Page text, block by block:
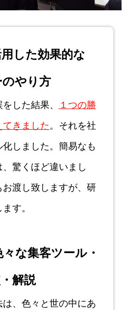
した効果的な
やり方
した結果、
１つの勝
きました。 それを社
しました。簡易なも
驚くほど違いまし
渡し致しますが、研
す。
な集客ツール・
解説
、色々と世の中にあ